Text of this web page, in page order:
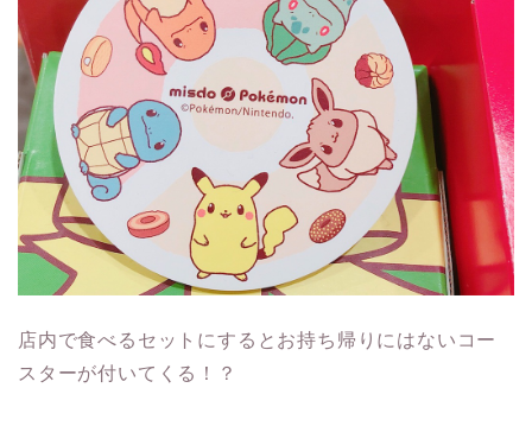
店内で食べるセットにするとお持ち帰りにはないコー
スターが付いてくる！？